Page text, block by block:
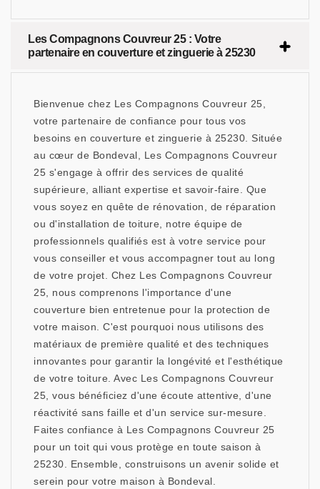
Les Compagnons Couvreur 25 : Votre
partenaire en couverture et zinguerie à 25230
Bienvenue chez Les Compagnons Couvreur 25,
votre partenaire de confiance pour tous vos
besoins en couverture et zinguerie à 25230. Située
au cœur de Bondeval, Les Compagnons Couvreur
25 s'engage à offrir des services de qualité
supérieure, alliant expertise et savoir-faire. Que
vous soyez en quête de rénovation, de réparation
ou d'installation de toiture, notre équipe de
professionnels qualifiés est à votre service pour
vous conseiller et vous accompagner tout au long
de votre projet. Chez Les Compagnons Couvreur
25, nous comprenons l'importance d'une
couverture bien entretenue pour la protection de
votre maison. C'est pourquoi nous utilisons des
matériaux de première qualité et des techniques
innovantes pour garantir la longévité et l'esthétique
de votre toiture. Avec Les Compagnons Couvreur
25, vous bénéficiez d'une écoute attentive, d'une
réactivité sans faille et d'un service sur-mesure.
Faites confiance à Les Compagnons Couvreur 25
pour un toit qui vous protège en toute saison à
25230. Ensemble, construisons un avenir solide et
serein pour votre maison à Bondeval.